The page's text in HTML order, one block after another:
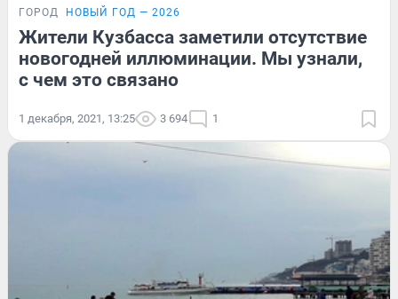
ГОРОД НОВЫЙ ГОД — 2026
Жители Кузбасса заметили отсутствие
новогодней иллюминации. Мы узнали,
с чем это связано
1 декабря, 2021, 13:25 3 694 1